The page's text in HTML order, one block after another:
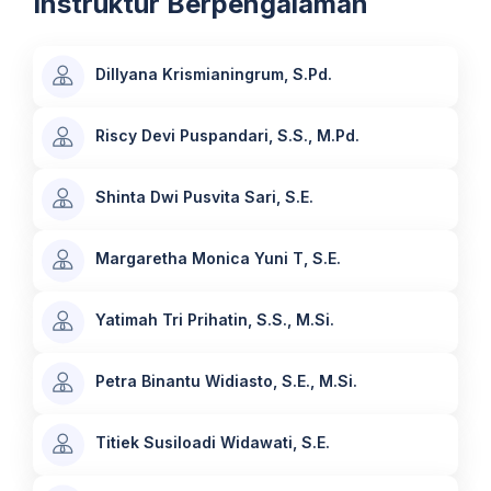
Dillyana Krismianingrum, S.Pd.
Riscy Devi Puspandari, S.S., M.Pd.
Shinta Dwi Pusvita Sari, S.E.
Margaretha Monica Yuni T, S.E.
Yatimah Tri Prihatin, S.S., M.Si.
Petra Binantu Widiasto, S.E., M.Si.
Titiek Susiloadi Widawati, S.E.